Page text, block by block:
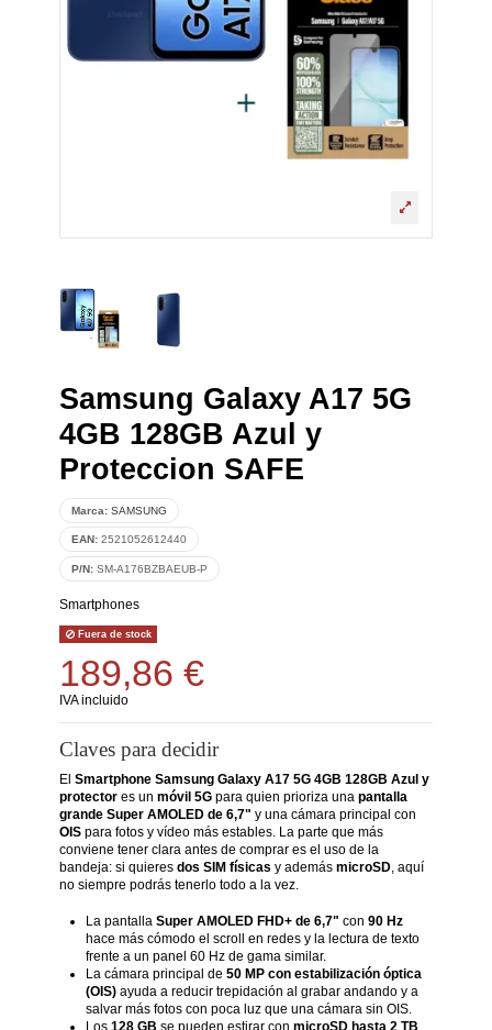
Samsung Galaxy A17 5G
4GB 128GB Azul y
Proteccion SAFE
Marca: SAMSUNG
EAN: 2521052612440
P/N: SM-A176BZBAEUB-P
Smartphones
Fuera de stock
189,86 €
IVA incluido
Claves para decidir
El Smartphone Samsung Galaxy A17 5G 4GB 128GB Azul y
protectores un móvil 5Gpara quien prioriza una pantalla
grande Super AMOLED de 6,7" y una cámara principal con
OISpara fotos y vídeo más estables. La parte que más
conviene tener clara antes de comprar es el uso de la
bandeja: si quieres dos SIM físicas y además microSD, aquí
no siempre podrás tenerlo todo a la vez.
La pantalla Super AMOLED FHD+ de 6,7" con 90 Hz
hace más cómodo el scroll en redes y la lectura de texto
frente a un panel 60 Hz de gama similar.
La cámara principal de 50 MP con estabilización óptica
(OIS)ayuda a reducir trepidación al grabar andando y a
salvar más fotos con poca luz que una cámara sin OIS.
Los 128 GB se pueden estirar con microSD hasta 2 TB